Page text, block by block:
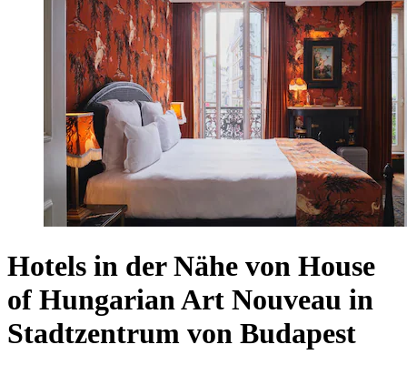
Hotels in der Nähe von House
of Hungarian Art Nouveau in
Stadtzentrum von Budapest